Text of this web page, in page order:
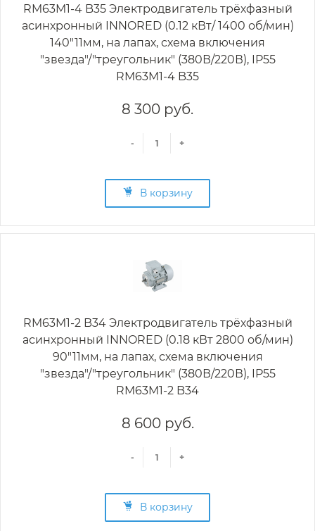
RM63M1-4 B35 Электродвигатель трёхфазный
асинхронный INNORED (0.12 кВт/ 1400 об/мин)
140"11мм, на лапах, схема включения
"звезда"/"треугольник" (380В/220В), IP55
RM63M1-4 B35
8 300 руб.
- +
В корзину
RM63M1-2 B34 Электродвигатель трёхфазный
асинхронный INNORED (0.18 кВт 2800 об/мин)
90"11мм, на лапах, схема включения
"звезда"/"треугольник" (380В/220В), IP55
RM63M1-2 B34
8 600 руб.
- +
В корзину